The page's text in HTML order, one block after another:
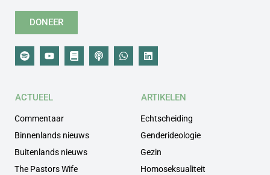
DONEER
ACTUEEL
Commentaar
Binnenlands nieuws
Buitenlands nieuws
The Pastors Wife
ARTIKELEN
Echtscheiding
Genderideologie
Gezin
Homoseksualiteit